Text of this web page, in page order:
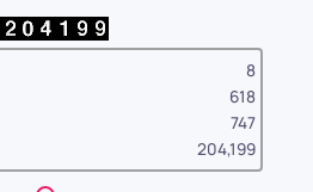
8
618
747
204,199